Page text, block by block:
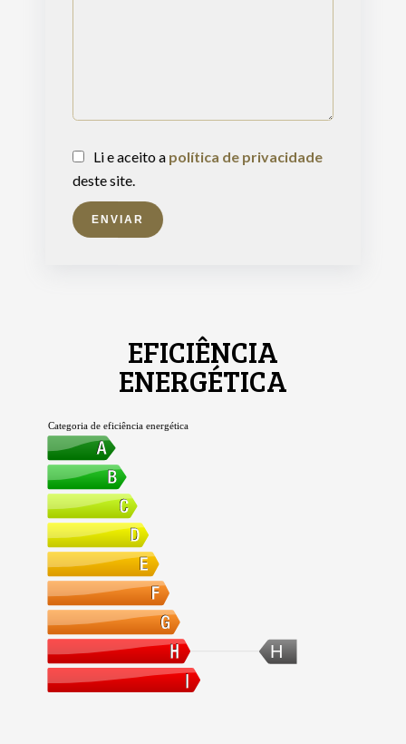
Li e aceito a política de privacidade
deste site.
ENVIAR
EFICIÊNCIA
ENERGÉTICA
H
Categoria de eficiência energética